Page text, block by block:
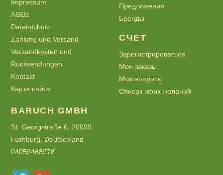
Impressum
AGBs
Datenschutz
Zahlung und Versand
Versandkosten und
Rücksendungen
Kontakt
Карта сайта
Предложения
Бренды
СЧЕТ
Зарегистрироваться
Мои заказы
Мои вопросы
Список моих желаний
BARUCH GMBH
St. Georgstraße 6, 20099
Hamburg, Deutschland
04059468978